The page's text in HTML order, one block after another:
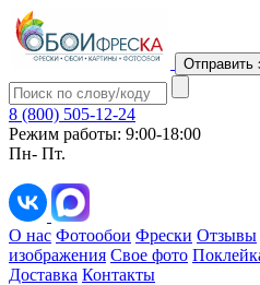
Отправить
8 (800) 505-12-24
Режим работы: 9:00-18:00
Пн- Пт.
О нас Фотообои Фрески Отзывы
изображения Свое фото
Доставка Контакты